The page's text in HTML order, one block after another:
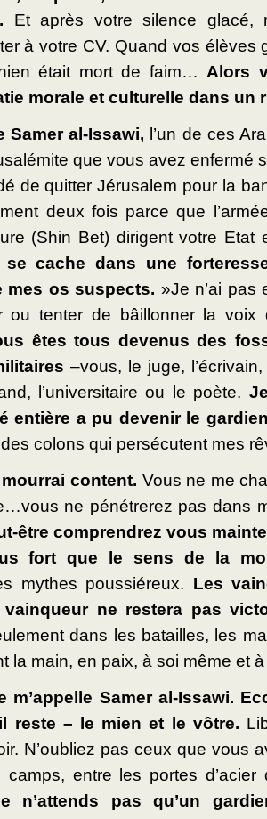
Et après votre silence glacé,
à votre CV. Quand vos élèves
était mort de faim… Alors
morale et cultu­relle dans un
Samer al-Issawi, l’un de ces
que vous avez enfermé
de quitter Jéru­salem pour la
deux fois parce que
(Shin Bet) dirigent votre
se cache dans une
mes os suspects. »Je n’ai pas
ou tenter de bâillonner la
êtes tous devenus des
–vous, le juge,
l’universitaire ou le poète.
entière a pu devenir le
colons qui per­sé­cutent mes
content. Vous ne me
ne péné­trerez pas dans
être com­prendrez vous
fort que le sens de la
mythes pous­siéreux. Les
ne restera pas
dans les batailles, les
la main, en paix, à soi même et à
m’appelle Samer al-Issawi.
reste – le mien et le vôtre.
N’oubliez pas ceux que vous
entre les portes d’acier
n’attends pas qu’un